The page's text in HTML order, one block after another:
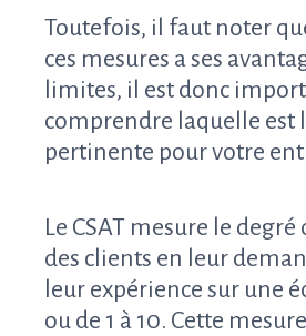
Toutefois, il faut noter
ces mesures a ses
limites, il est donc
comprendre laquelle est
pertinente pour votre
Le CSAT mesure le
des clients en leur
leur expérience sur une
ou de 1 à 10. Cette